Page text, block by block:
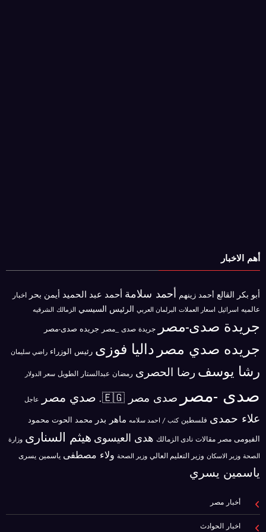
أهم الاخبار
أبو بكر القالع أحمد زينهم أحمد سلامة أحمد عبد الحميد أيمن بحر اخبار
عالميه اسرائيل اسعار العملات البرلمان العربي الرئيس السيسي الزمالك الشرقيه
جريدة صدى-مصر جريدة صدى _مصر جريده صدى-مصر
جريده صدي مصر داليا فوزى رئيس الوزراء راضي سليمان
رشا يوسف رضا الحصرى رمضان عبدالستار الطويل سعر الدولار
صدى -مصر صدى مصر 🇪🇬. صدي مصر عاجل
علاء حمدى فلسطين كتب / احمد سلامه ماهر بدر محمد الحوت محمود
الفيومى مصر مقالات نادى الزمالك هدى العيسوى هيثم السنارى وزارة
الصحة وزير الاسكان وزير التعليم العالي وزير الصحة ولاء مصطفى ياسمين يسرى
ياسمين يسري
أخبار مصر
اخبار الحوادث